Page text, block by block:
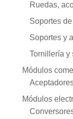
Ruedas,
Soportes
Soportes y
Tornillería y
Módulos
Módulos